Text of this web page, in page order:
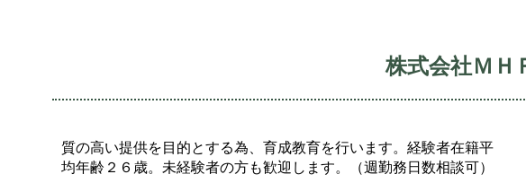
株式会社ＭＨ
質の高い提供を目的とする為、育成教育を行います。経験者在籍平
均年齢２６歳。未経験者の方も歓迎します。（週勤務日数相談可）